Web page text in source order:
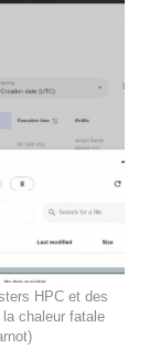
HPC et des
chaleur fatale